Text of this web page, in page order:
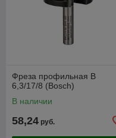
Фреза профильная B
6,3/17/8 (Bosch)
В наличии
58,24 руб.